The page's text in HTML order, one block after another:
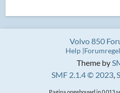
Theme by
SMF 2.1.4 © 2023,
Volvo 850
Help